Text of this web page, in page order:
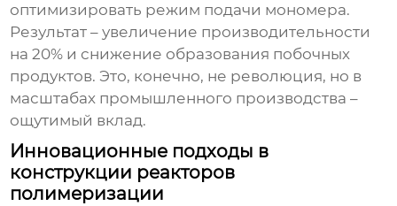
оптимизировать режим подачи мономера.
Результат – увеличение производительности
на 20% и снижение образования побочных
продуктов. Это, конечно, не революция, но в
масштабах промышленного производства –
ощутимый вклад.
Инновационные подходы в
конструкции реакторов
полимеризации